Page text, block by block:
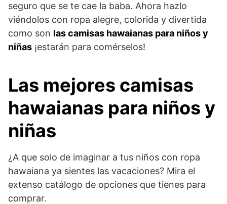
seguro que se te cae la baba. Ahora hazlo
viéndolos con ropa alegre, colorida y divertida
como son las camisas hawaianas para niños y
niñas ¡estarán para comérselos!
Las mejores camisas
hawaianas para niños y
niñas
¿A que solo de imaginar a tus niños con ropa
hawaiana ya sientes las vacaciones? Mira el
extenso catálogo de opciones que tienes para
comprar.